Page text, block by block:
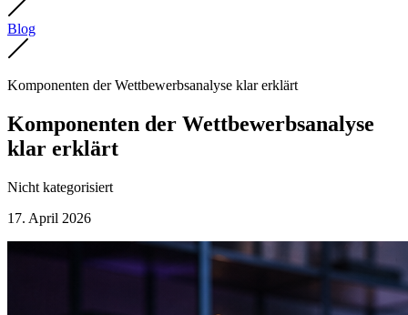
Blog
Komponenten der Wettbewerbsanalyse klar erklärt
Komponenten der Wettbewerbsanalyse
klar erklärt
Nicht kategorisiert
17. April 2026